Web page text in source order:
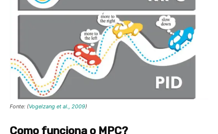
Fonte: (Vogelzang et al., 2009)
Como funciona o MPC?